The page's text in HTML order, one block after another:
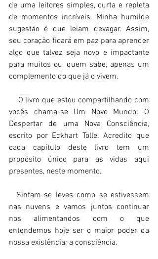
de uma leitores simples, curta e repleta
de momentos incríveis. Minha humilde
sugestão é que leiam devagar. Assim,
seu coração ficará em paz para aprender
algo que talvez seja novo e impactante
para muitos ou, quem sabe, apenas um
complemento do que já o vivem.
O livro que estou compartilhando com
vocês chama-se Um Novo Mundo: O
Despertar de uma Nova Consciência,
escrito por Eckhart Tolle. Acredito que
cada capítulo deste livro tem um
propósito único para as vidas aqui
presentes, neste momento.
nas nuvens e vamos juntos continuar
nos alimentandos com o que
entendemos hoje ser o maior poder da
nossa existência: a consciência.